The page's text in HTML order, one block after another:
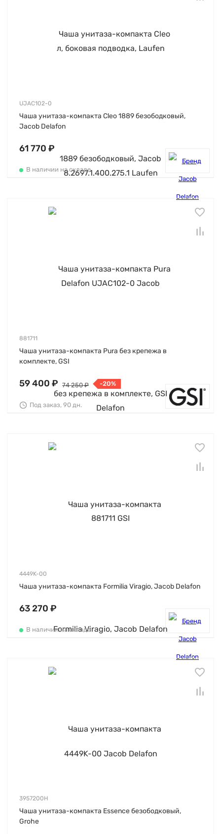
UJAC102-0
Чаша унитаза-компакта Cleo 1889 безободковый,
Jacob Delafon
61 770 ₽
В наличии на складе
881711
Чаша унитаза-компакта Pura без крепежа в
комплекте, GSI
59 400 ₽ 74 250 ₽ -20%
Под заказ, 90 дн.
4449K-00
Чаша унитаза-компакта Formilia Viragio, Jacob Delafon
63 270 ₽
В наличии на складе
3957200H
Чаша унитаза-компакта Essence безободковый,
Grohe